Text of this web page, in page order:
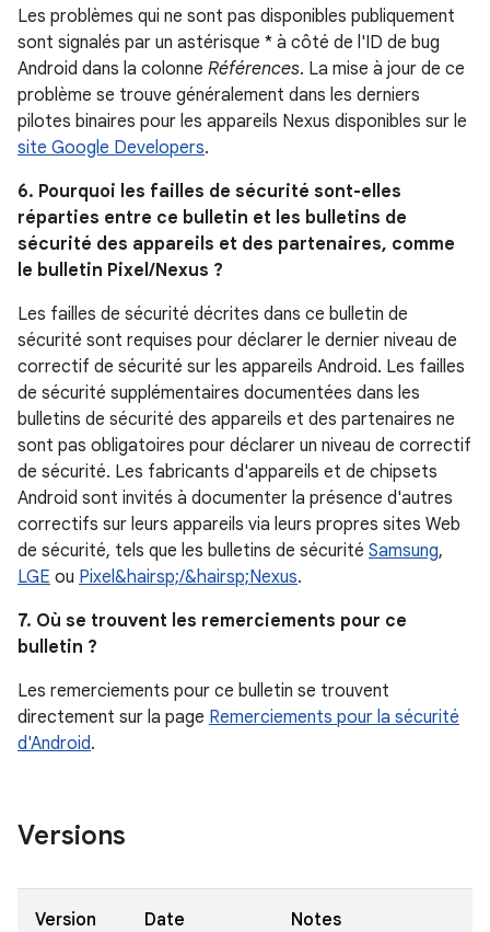
Les problèmes qui ne sont pas disponibles publiquement
sont signalés par un astérisque * à côté de l'ID de bug
Android dans la colonne Références. La mise à jour de ce
problème se trouve généralement dans les derniers
pilotes binaires pour les appareils Nexus disponibles sur le
site Google Developers.
6. Pourquoi les failles de sécurité sont-elles
réparties entre ce bulletin et les bulletins de
sécurité des appareils et des partenaires, comme
le bulletin Pixel/Nexus ?
Les failles de sécurité décrites dans ce bulletin de
sécurité sont requises pour déclarer le dernier niveau de
correctif de sécurité sur les appareils Android. Les failles
de sécurité supplémentaires documentées dans les
bulletins de sécurité des appareils et des partenaires ne
sont pas obligatoires pour déclarer un niveau de correctif
de sécurité. Les fabricants d'appareils et de chipsets
Android sont invités à documenter la présence d'autres
correctifs sur leurs appareils via leurs propres sites Web
de sécurité, tels que les bulletins de sécurité Samsung,
LGE ou Pixel&hairsp;/&hairsp;Nexus.
7. Où se trouvent les remerciements pour ce
bulletin ?
Les remerciements pour ce bulletin se trouvent
directement sur la page Remerciements pour la sécurité
d'Android.
Versions
Version Date Notes